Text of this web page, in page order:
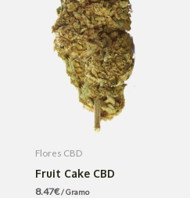
Flores CBD
Fruit Cake CBD
8.47€/ Gramo